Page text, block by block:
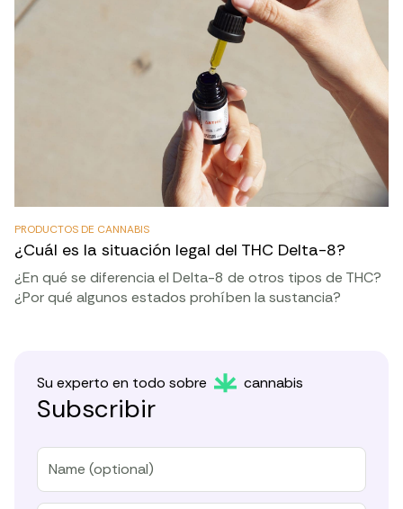
PRODUCTOS DE CANNABIS
¿Cuál es la situación legal del THC Delta-8?
¿En qué se diferencia el Delta-8 de otros tipos de THC?
¿Por qué algunos estados prohíben la sustancia?
Su experto en todo sobre cannabis
Subscribir